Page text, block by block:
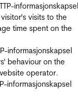
informasjonskapsel
visits to the
time spent on the
informasjonskapsel
behaviour on the
operator.
informasjonskapsel